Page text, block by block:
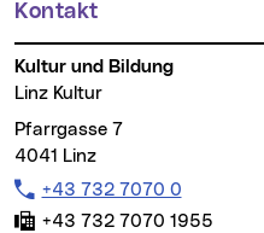
Kontakt
Kultur und Bildung
Linz Kultur
Pfarrgasse 7
4041 Linz
Telefon:
+43 732 7070 0
Fax:
+43 732 7070 1955